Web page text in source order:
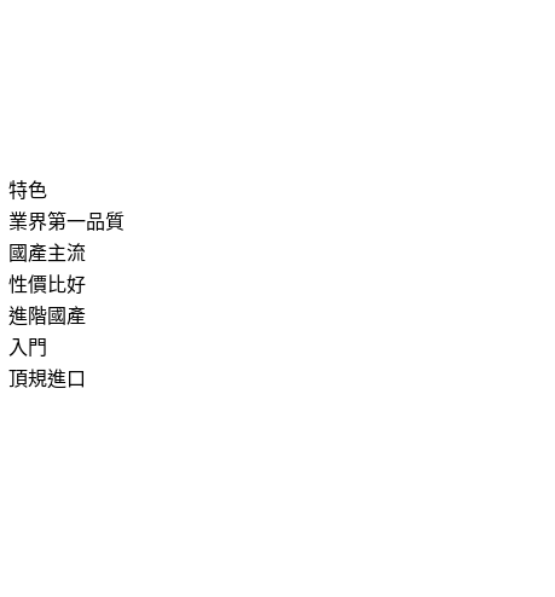
特色
業界第一品質
國產主流
性價比好
進階國產
入門
頂規進口